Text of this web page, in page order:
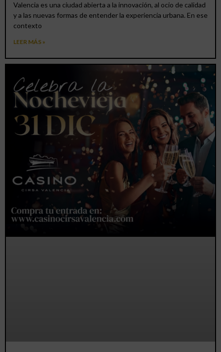
Valencia es una ciudad abierta a la innovación, al ocio de calidad
y a las nuevas formas de entender la experiencia urbana. En ese
contexto
LEER MÁS »